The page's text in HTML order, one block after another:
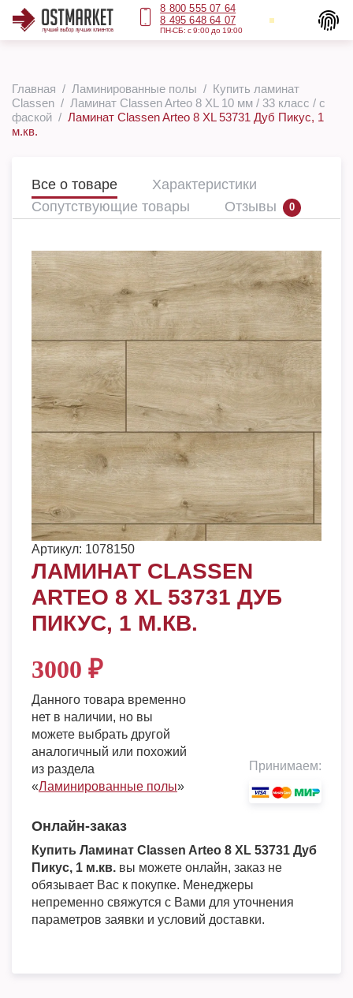
8 800 555 07 64
8 495 648 64 07
ПН-СБ: с 9:00 до 19:00
Главная Ламинированные полы
Купить ламинат
Classen
Ламинат Classen Arteo 8 XL 10 мм / 33 класс / с
фаской
Ламинат Classen Arteo 8 XL 53731 Дуб Пикус, 1
м.кв.
Все о товаре
Характеристики
Сопутствующие товары
Отзывы 0
Артикул: 1078150
ЛАМИНАТ CLASSEN
ARTEO 8 XL 53731 ДУБ
ПИКУС, 1 М.КВ.
3000 ₽
Данного товара временно
нет в наличии, но вы
можете выбрать другой
аналогичный или похожий
из раздела
«Ламинированные полы»
Принимаем:
Онлайн-заказ
Купить Ламинат Classen Arteo 8 XL 53731 Дуб
Пикус, 1 м.кв. вы можете онлайн, заказ не
обязывает Вас к покупке. Менеджеры
непременно свяжутся с Вами для уточнения
параметров заявки и условий доставки.